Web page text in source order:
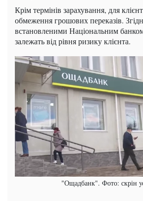
Крім термінів зарахування, для
обмеження грошових переказів.
встановленими Національним
залежать від рівня ризику клієнта.
"Ощадбанк". Фото: скрін